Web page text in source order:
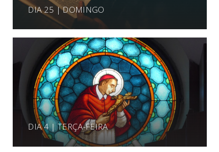
DIA 25 | DOMINGO
DIA 4 | TERÇA-FEIRA